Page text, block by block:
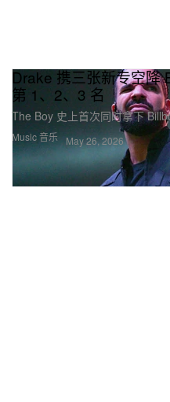
Music 音乐
Drake 携三张新专空降
第 1、2、3 名
The Boy 史上首次同时拿下
May 26, 2026